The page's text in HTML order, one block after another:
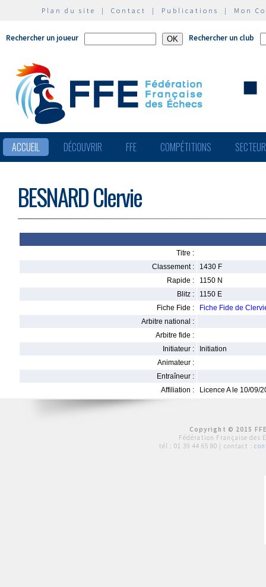
Plan du site | Contact | Publications | Mon
Rechercher un joueur Rechercher un club
ACCUEIL DÉCOUVRIR FFE COMPÉTITIONS
BESNARD Clervie
Titre :
Classement :
1430 F
Rapide :
1150 N
Blitz :
1150 E
Fiche Fide :
Fiche Fide de
Arbitre national :
Arbitre fide :
Initiateur :
Initiation
Animateur :
Entraîneur :
Affiliation :
Licence A le 10/09/
Copyright © 2015
Fédération Française des
tél : 01 39 44 65 80 | contact :